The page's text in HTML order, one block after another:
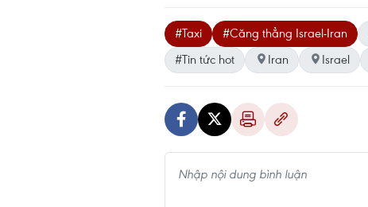
#Taxi #Căng thẳng Israel-Iran
#Tin tức hot
Iran Israel